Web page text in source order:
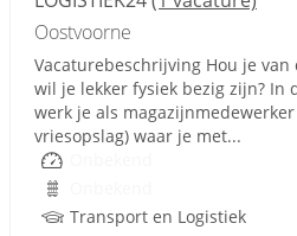
Oostvoorne
Vacaturebeschrijving Hou je
wil je lekker fysiek bezig zijn? In
werk je als
vriesopslag) waar je met...
Transport en Logistiek